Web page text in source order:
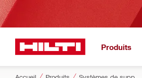
Produits